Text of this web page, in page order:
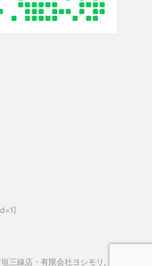
三線店・有限会社ヨシモリ , All rights